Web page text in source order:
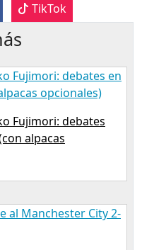
TikTok
Fujimori: debates
alpacas